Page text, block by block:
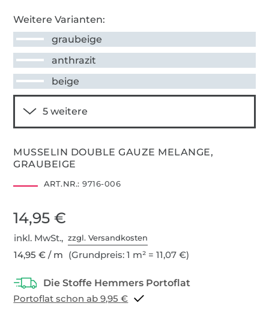
Weitere Varianten:
graubeige
anthrazit
beige
MUSSELIN DOUBLE GAUZE MELANGE,
GRAUBEIGE
ART.NR.: 9716-006
14,95 €
inkl. MwSt.,zzgl. Versandkosten
14,95 € / m (Grundpreis: 1 m² = 11,07 €)
Portoflat schon ab 9,95 €